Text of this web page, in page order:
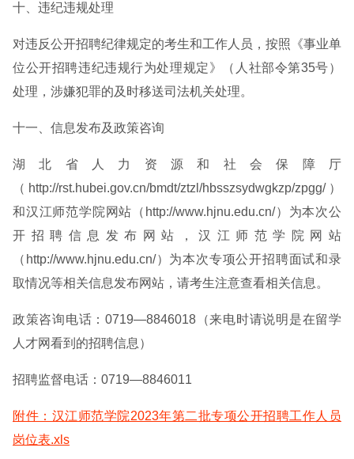
十、违纪违规处理
对违反公开招聘纪律规定的考生和工作人员，按照《事业单
位公开招聘违纪违规行为处理规定》（人社部令第35号）
处理，涉嫌犯罪的及时移送司法机关处理。
十一、信息发布及政策咨询
湖北省人力资源和社会保障厅
（http://rst.hubei.gov.cn/bmdt/ztzl/hbsszsydwgkzp/zpgg/）
和汉江师范学院网站（http://www.hjnu.edu.cn/）为本次公
开招聘信息发布网站，汉江师范学院网站
（http://www.hjnu.edu.cn/）为本次专项公开招聘面试和录
取情况等相关信息发布网站，请考生注意查看相关信息。
政策咨询电话：0719—8846018（来电时请说明是在留学
人才网看到的招聘信息）
招聘监督电话：0719—8846011
附件：汉江师范学院2023年第二批专项公开招聘工作人员
岗位表.xls